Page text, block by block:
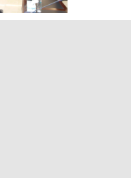
Kürdistan